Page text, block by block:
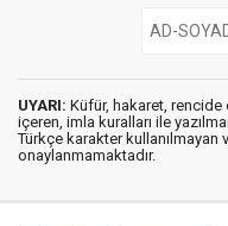
UYARI: Küfür, hakaret, rencide
içeren, imla kuralları ile
Türkçe karakter kullanılmayan
onaylanmamaktadır.